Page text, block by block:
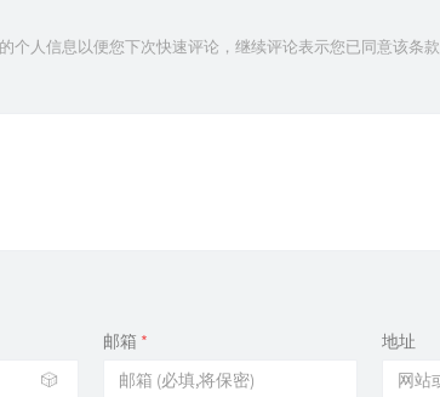
个人信息以便您下次快速评论，继续评论表示您已同意该条款
🎲
邮箱 * 地址